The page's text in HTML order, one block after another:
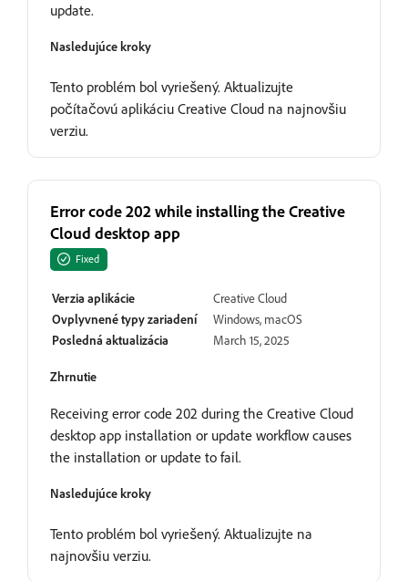
update.
Nasledujúce kroky
Tento problém bol vyriešený. Aktualizujte
počítačovú aplikáciu Creative Cloud na najnovšiu
verziu.
Error code 202 while installing the Creative
Cloud desktop app
Fixed
Verzia aplikácie
Creative Cloud
Ovplyvnené typy zariadení
Windows, macOS
Posledná aktualizácia
March 15, 2025
Zhrnutie
Receiving error code 202 during the Creative Cloud
desktop app installation or update workflow causes
the installation or update to fail.
Nasledujúce kroky
Tento problém bol vyriešený. Aktualizujte na
najnovšiu verziu.